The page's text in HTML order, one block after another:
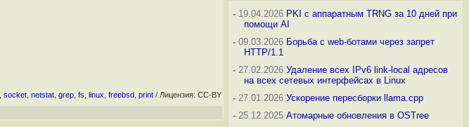
socket netstat grep fs linux freebsd print / Лицензия: CC-BY
-19.04.2026 PKI с аппаратным TRNG за 10 дней при
помощи AI
-09.03.2026 Борьба с web-ботами через запрет
HTTP/1.1
-27.02.2026 Удаление всех IPv6 link-local адресов
на всех сетевых интерфейсах в Linux
-27.01.2026 Ускорение пересборки llama.cpp
-25.12.2025 Атомарные обновления в OSTree